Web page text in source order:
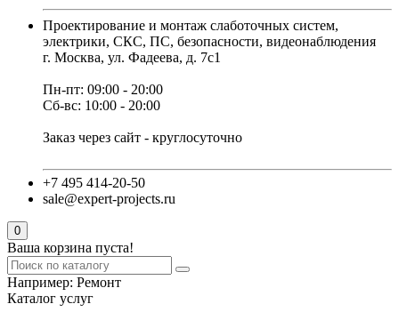
Проектирование и монтаж слаботочных систем,
электрики, СКС, ПС, безопасности, видеонаблюдения
г. Москва, ул. Фадеева, д. 7с1
Пн-пт: 09:00 - 20:00
Сб-вс: 10:00 - 20:00
Заказ через сайт - круглосуточно
+7 495 414-20-50
sale@expert-projects.ru
0
Ваша корзина пуста!
Например: Ремонт
Каталог услуг